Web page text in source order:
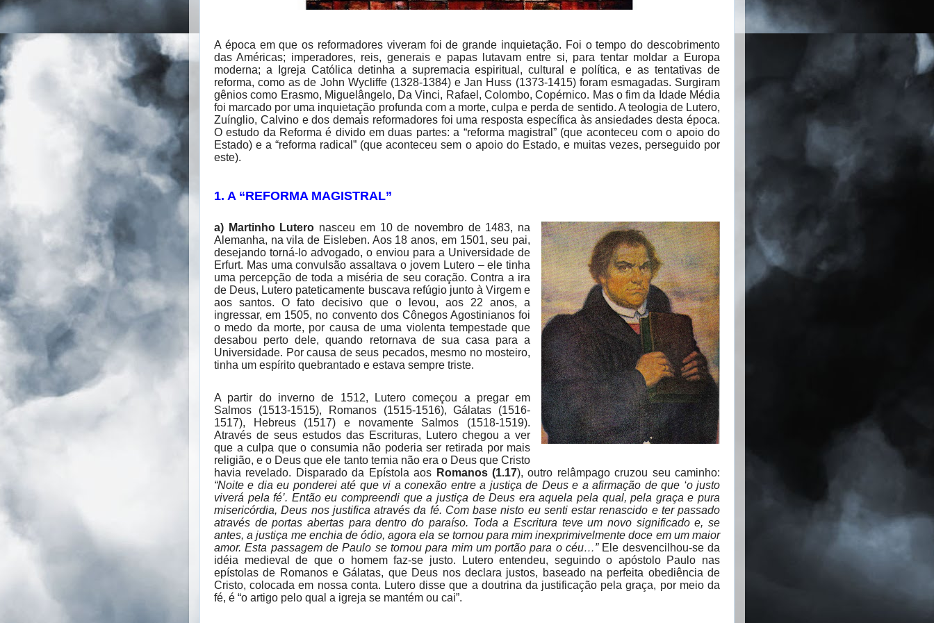
A época em que os reformadores viveram foi de grande inquietação. Foi o tempo do descobrimento
das Américas; imperadores, reis, generais e papas lutavam entre si, para tentar moldar a Europa
moderna; a Igreja Católica detinha a supremacia espiritual, cultural e política, e as tentativas de
reforma, como as de John Wycliffe (1328-1384) e Jan Huss (1373-1415) foram esmagadas. Surgiram
gênios como Erasmo, Miguelângelo, Da Vinci, Rafael, Colombo, Copérnico. Mas o fim da Idade Média
foi marcado por uma inquietação profunda com a morte, culpa e perda de sentido. A teologia de Lutero,
Zuínglio, Calvino e dos demais reformadores foi uma resposta específica às ansiedades desta época.
O estudo da Reforma é divido em duas partes: a “reforma magistral” (que aconteceu com o apoio do
Estado) e a “reforma radical” (que aconteceu sem o apoio do Estado, e muitas vezes, perseguido por
este).
1. A “REFORMA MAGISTRAL”
a) Martinho Lutero nasceu em 10 de novembro de 1483, na
Alemanha, na vila de Eisleben. Aos 18 anos, em 1501, seu pai,
desejando torná-lo advogado, o enviou para a Universidade de
Erfurt. Mas uma convulsão assaltava o jovem Lutero – ele tinha
uma percepção de toda a miséria de seu coração. Contra a ira
de Deus, Lutero pateticamente buscava refúgio junto à Virgem e
aos santos. O fato decisivo que o levou, aos 22 anos, a
ingressar, em 1505, no convento dos Cônegos Agostinianos foi
o medo da morte, por causa de uma violenta tempestade que
desabou perto dele, quando retornava de sua casa para a
Universidade. Por causa de seus pecados, mesmo no mosteiro,
tinha um espírito quebrantado e estava sempre triste.
A partir do inverno de 1512, Lutero começou a pregar em
Salmos (1513-1515), Romanos (1515-1516), Gálatas (1516-
1517), Hebreus (1517) e novamente Salmos (1518-1519).
Através de seus estudos das Escrituras, Lutero chegou a ver
que a culpa que o consumia não poderia ser retirada por mais
religião, e o Deus que ele tanto temia não era o Deus que Cristo
havia revelado. Disparado da Epístola aos Romanos (1.17), outro relâmpago cruzou seu caminho:
“Noite e dia eu ponderei até que vi a conexão entre a justiça de Deus e a afirmação de que ‘o justo
viverá pela fé’. Então eu compreendi que a justiça de Deus era aquela pela qual, pela graça e pura
misericórdia, Deus nos justifica através da fé. Com base nisto eu senti estar renascido e ter passado
através de portas abertas para dentro do paraíso. Toda a Escritura teve um novo significado e, se
antes, a justiça me enchia de ódio, agora ela se tornou para mim inexprimivelmente doce em um maior
amor. Esta passagem de Paulo se tornou para mim um portão para o céu…”Ele desvencilhou-se da
idéia medieval de que o homem faz-se justo. Lutero entendeu, seguindo o apóstolo Paulo nas
epístolas de Romanos e Gálatas, que Deus nos declara justos, baseado na perfeita obediência de
Cristo, colocada em nossa conta. Lutero disse que a doutrina da justificação pela graça, por meio da
fé, é “o artigo pelo qual a igreja se mantém ou cai”.